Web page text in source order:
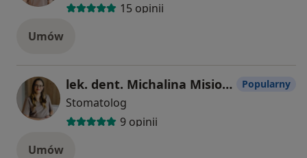
15 opinii
Umów
lek. dent. Michalina Misiorna
Stomatolog
9 opinii
Popularny
Umów